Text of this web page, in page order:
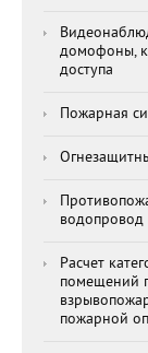
домофоны,
доступа
Пожарная
водопровод
Расчет
помещений
пожарной